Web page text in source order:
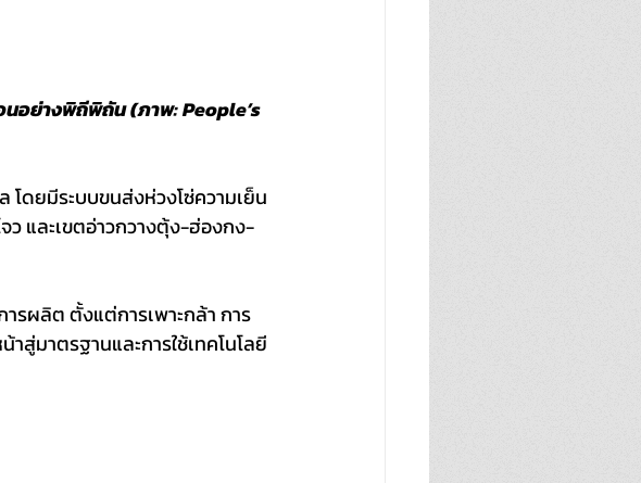
นอย่างพิถีพิถัน (ภาพ: People’s
ดยมีระบบขนส่งห่วงโซ่ความเย็น
และเขตอ่าวกวางตุ้ง-ฮ่องกง-
รผลิต ตั้งแต่การเพาะกล้า การ
สู่มาตรฐานและการใช้เทคโนโลยี